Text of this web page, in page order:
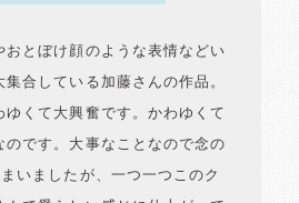
おとぼけ顔のような表情などい
合している加藤さんの作品。
ゆくて大興奮です。かわゆくて
のです。大事なことなので念の
いましたが、一つ一つこのク